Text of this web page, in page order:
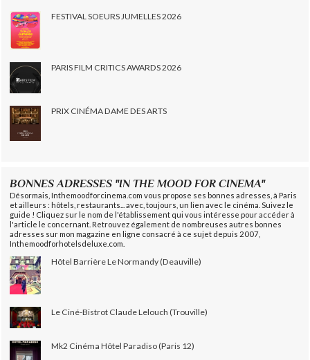
FESTIVAL SOEURS JUMELLES 2026
PARIS FILM CRITICS AWARDS 2026
PRIX CINÉMA DAME DES ARTS
BONNES ADRESSES "IN THE MOOD FOR CINEMA"
Désormais, Inthemoodforcinema.com vous propose ses bonnes adresses, à Paris
et ailleurs : hôtels, restaurants... avec, toujours, un lien avec le cinéma. Suivez le
guide ! Cliquez sur le nom de l'établissement qui vous intéresse pour accéder à
l'article le concernant. Retrouvez également de nombreuses autres bonnes
adresses sur mon magazine en ligne consacré à ce sujet depuis 2007,
Inthemoodforhotelsdeluxe.com.
Hôtel Barrière Le Normandy (Deauville)
Le Ciné-Bistrot Claude Lelouch (Trouville)
Mk2 Cinéma Hôtel Paradiso (Paris 12)